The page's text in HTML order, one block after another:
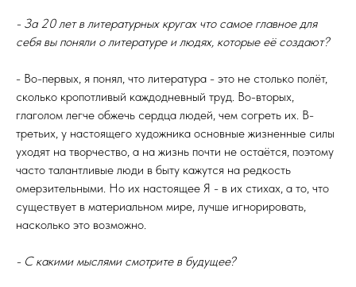
- За 20 лет в литературных кругах что самое главное для
себя вы поняли о литературе и людях, которые её создают?
- Во-первых, я понял, что литература - это не столько полёт,
сколько кропотливый каждодневный труд. Во-вторых,
глаголом легче обжечь сердца людей, чем согреть их. В-
третьих, у настоящего художника основные жизненные силы
уходят на творчество, а на жизнь почти не остаётся, поэтому
часто талантливые люди в быту кажутся на редкость
омерзительными. Но их настоящее Я - в их стихах, а то, что
существует в материальном мире, лучше игнорировать,
насколько это возможно.
- С какими мыслями смотрите в будущее?